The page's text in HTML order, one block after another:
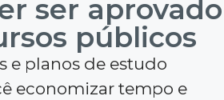
ser aprovado
públicos
e planos de estudo
economizar tempo e